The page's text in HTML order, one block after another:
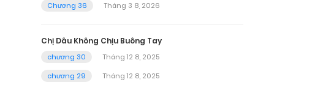
Chương 36
Tháng 3 8, 2026
Chị Dâu Không Chịu Buông Tay
chương 30
Tháng 12 8, 2025
chương 29
Tháng 12 8, 2025